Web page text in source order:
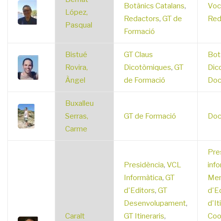
López,
Pasqual
Botànics Catalans,
Redactors, GT de
Formació
Bistué
Rovira,
Àngel
GT Claus
Dicotòmiques, GT
de Formació
Buxalleu
Serras,
Carme
GT de Formació
Caralt
Presidència, VCL
Informàtica, GT
d'Editors, GT
Desenvolupament,
GT Itineraris,